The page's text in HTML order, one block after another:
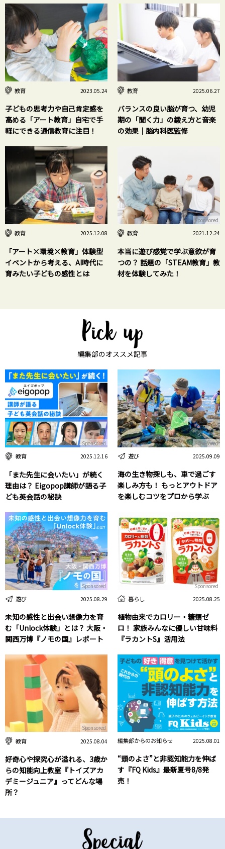
教育 2023.05.24
子どもの思考力や自己肯定感を
高める「アート教育」自宅で手
軽にできる通信教育に注目！
教育 2025.06.27
バランスの良い脳が育つ、幼児
期の「聞く力」の鍛え方と音楽
の効果｜脳内科医監修
教育 2025.12.08
「アート×環境×教育」体験型
イベントから考える、AI時代に
育みたい子どもの感性とは
教育 2021.12.24
本当に遊び感覚で学ぶ意欲が育
つの？ 話題の「STEAM教育」教
材を体験してみた！
Sponsored
編集部のオススメ記事
教育 2025.12.16
「また先生に会いたい」が続く
理由は？ Eigopop講師が語る子
ども英会話の秘訣
Sponsored
遊び 2025.09.09
海の生き物探しも、車で過ごす
楽しみ方も！ もっとアウトドア
を楽しむコツをプロから学ぶ
Sponsored
遊び 2025.08.29
未知の感性と出会い想像力を育
む「Unlock体験」とは？ 大阪・
関西万博『ノモの国』レポート
Sponsored
暮らし 2025.08.25
植物由来でカロリー・糖類ゼ
ロ！ 家族みんなに優しい甘味料
『ラカントS』活用法
Sponsored
教育 2025.08.04
好奇心や探究心が溢れる、3歳か
らの知能向上教室『トイズアカ
デミージュニア』ってどんな場
所？
Sponsored
編集部からのお知らせ 2025.08.01
“頭のよさ”と非認知能力を伸ば
す『FQ Kids』最新夏号8/8発
売！